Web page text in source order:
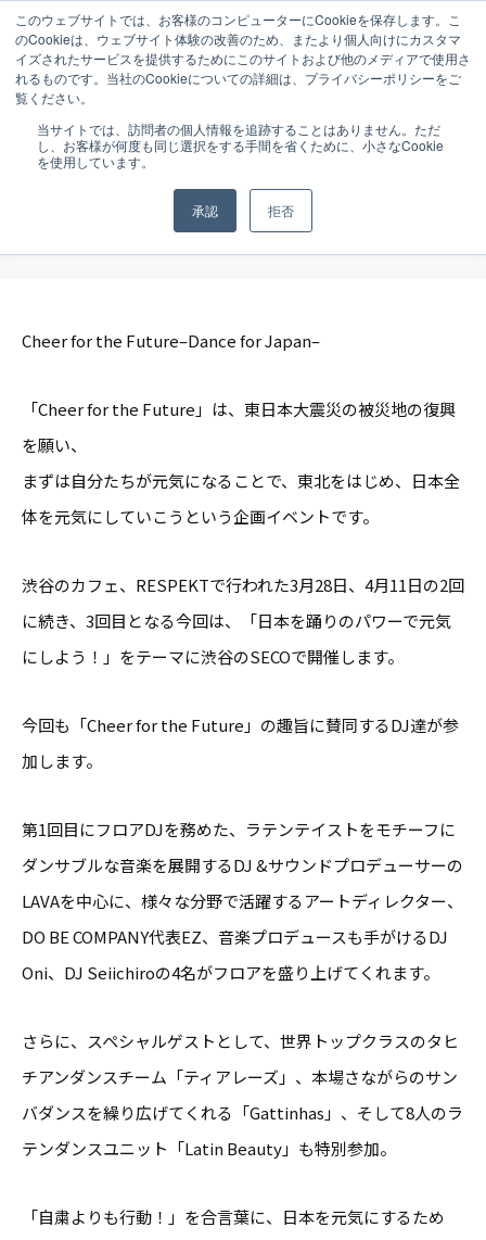
このウェブサイトでは、お客様のコンピューターにCookieを保存します。こ
のCookieは、ウェブサイト体験の改善のため、またより個人向けにカスタマ
イズされたサービスを提供するためにこのサイトおよび他のメディアで使用さ
れるものです。当社のCookieについての詳細は、プライバシーポリシーをご
覧ください。
当サイトでは、訪問者の個人情報を追跡することはありません。ただ
し、お客様が何度も同じ選択をする手間を省くために、小さなCookie
を使用しています。
承認 拒否
【イベント】6月3日（金） 日本を元気
にするイベント「Cheer for the
Future」開催！
Cheer for the Future–Dance for Japan–
「Cheer for the Future」は、東日本大震災の被災地の復興
を願い、
まずは自分たちが元気になることで、東北をはじめ、日本全
体を元気にしていこうという企画イベントです。
渋谷のカフェ、RESPEKTで行われた3月28日、4月11日の2回
に続き、3回目となる今回は、「日本を踊りのパワーで元気
にしよう！」をテーマに渋谷のSECOで開催します。
今回も「Cheer for the Future」の趣旨に賛同するDJ達が参
加します。
第1回目にフロアDJを務めた、ラテンテイストをモチーフに
ダンサブルな音楽を展開するDJ &サウンドプロデューサーの
LAVAを中心に、様々な分野で活躍するアートディレクター、
DO BE COMPANY代表EZ、音楽プロデュースも手がけるDJ
Oni、DJ Seiichiroの4名がフロアを盛り上げてくれます。
さらに、スペシャルゲストとして、世界トップクラスのタヒ
チアンダンスチーム「ティアレーズ」、本場さながらのサン
バダンスを繰り広げてくれる「Gattinhas」、そして8人のラ
テンダンスユニット「Latin Beauty」も特別参加。
「自粛よりも行動！」を合言葉に、日本を元気にするため